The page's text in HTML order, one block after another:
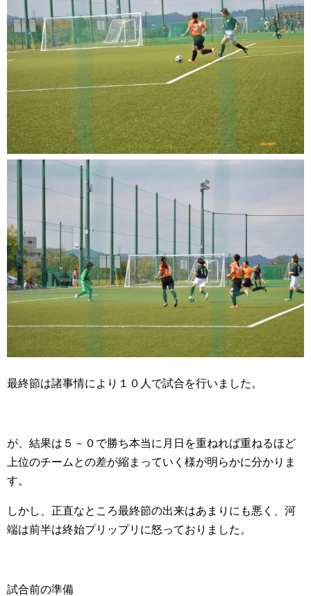
最終節は諸事情により１０人で試合を行いました。
が、結果は５－０で勝ち本当に月日を重ねれば重ねるほど
上位のチームとの差が縮まっていく様が明らかに分かりま
す。
しかし、正直なところ最終節の出来はあまりにも悪く、河
端は前半は終始プリップリに怒っておりました。
試合前の準備